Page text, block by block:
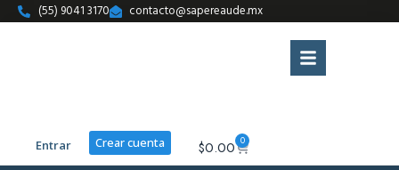
(55) 9041 3170 contacto@sapereaude.mx
Entrar Crear cuenta $0.00 0